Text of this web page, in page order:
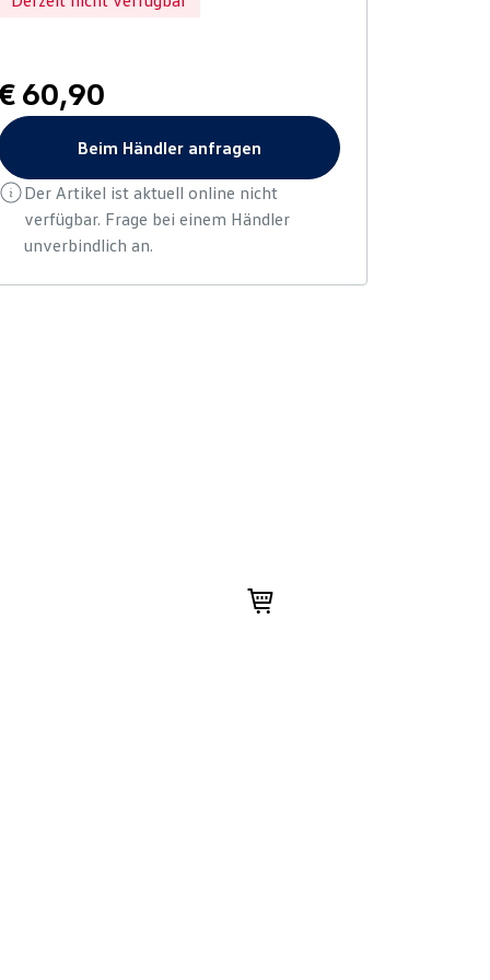
60,90
Beim Händler anfragen
Der Artikel ist aktuell online nicht
verfügbar. Frage bei einem Händler
unverbindlich an.